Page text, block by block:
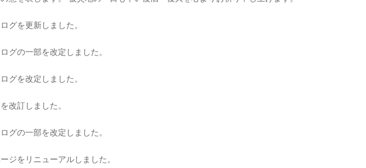
グを更新しました。
グの一部を改定しました。
グを改定しました。
改訂しました。
グの一部を改定しました。
ジをリニューアルしました。